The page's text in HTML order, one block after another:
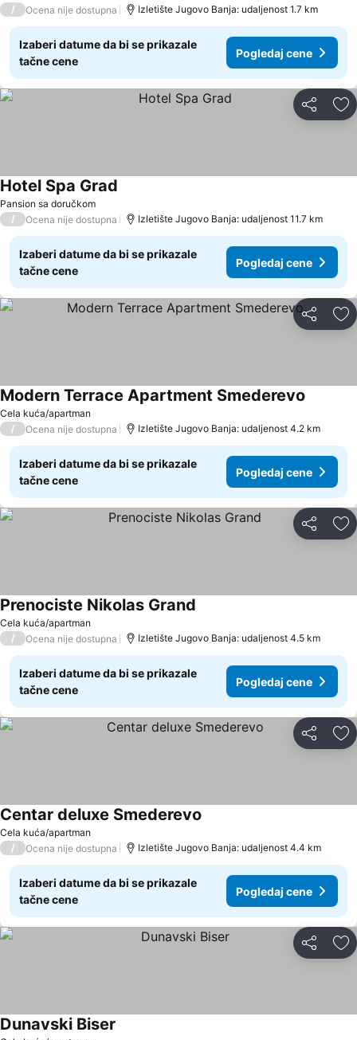
/ Ocena nije dostupna Izletište Jugovo Banja: udaljenost 1.7 km
Izaberi datume da bi se prikazale
tačne cene
Pogledaj cene
Deli
Pansion sa doručkom
Hotel Spa Grad
/ Ocena nije dostupna Izletište Jugovo Banja: udaljenost 11.7 km
Izaberi datume da bi se prikazale
tačne cene
Pogledaj cene
Deli
Cela kuća/apartman
Modern Terrace Apartment Smederevo
/ Ocena nije dostupna Izletište Jugovo Banja: udaljenost 4.2 km
Izaberi datume da bi se prikazale
tačne cene
Pogledaj cene
Deli
Cela kuća/apartman
Prenociste Nikolas Grand
/ Ocena nije dostupna Izletište Jugovo Banja: udaljenost 4.5 km
Izaberi datume da bi se prikazale
tačne cene
Pogledaj cene
Deli
Cela kuća/apartman
Centar deluxe Smederevo
/ Ocena nije dostupna Izletište Jugovo Banja: udaljenost 4.4 km
Izaberi datume da bi se prikazale
tačne cene
Pogledaj cene
Deli
Dunavski Biser